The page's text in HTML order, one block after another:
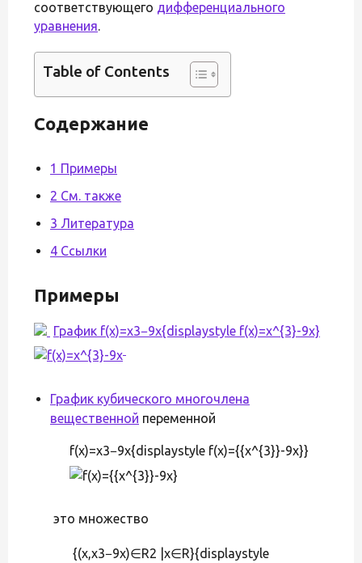
соответствующего дифференциального
уравнения.
Table of Contents
Содержание
1 Примеры
2 См. также
3 Литература
4 Ссылки
Примеры
График f(x)=x3−9x{displaystyle f(x)=x^{3}-9x}
График кубического многочлена
вещественной переменной
f(x)=x3−9x{displaystyle f(x)={{x^{3}}-9x}}
это множество
{(x,x3−9x)∈R2 |x∈R}{displaystyle